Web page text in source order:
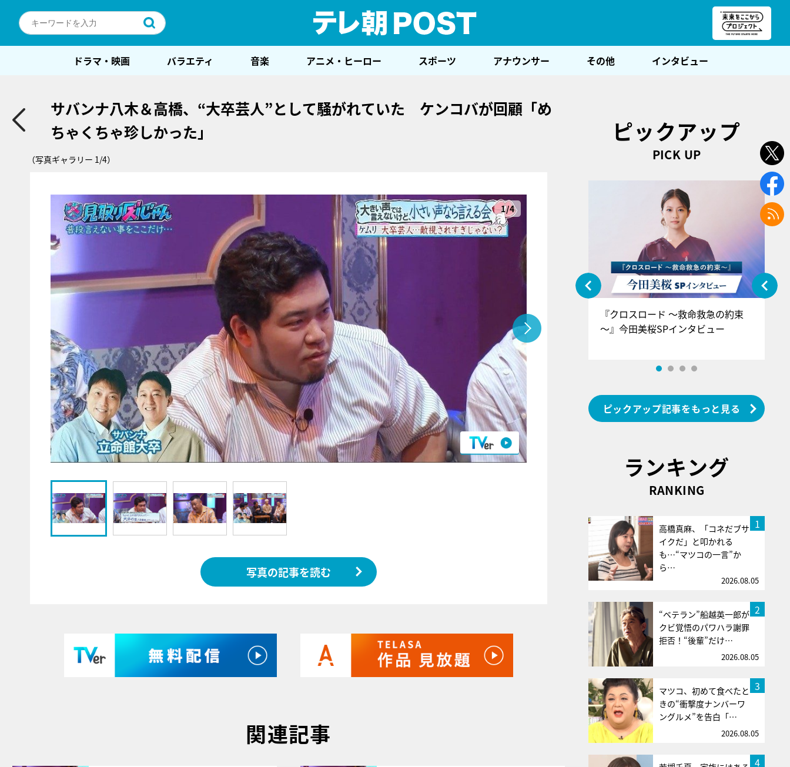
ドラマ・映画 バラエティ 音楽 アニメ・ヒーロー スポーツ アナウンサー その他 インタビュー
サバンナ八木＆高橋、“大卒芸人”として騒がれていた ケンコバが回顧「め
ちゃくちゃ珍しかった」
（写真ギャラリー 1/4）
1/4
写真の記事を読む
関連記事
ピックアップ
PICK UP
『アイ＝ラブ！げーみんぐ』＝LOV
E齋藤樹愛羅＆佐々木舞香SPインタ
『クロスロード ～救命救急の約束
～』今田美桜SPインタビュー
ピックアップ記事をもっと見る
ランキング
RANKING
1
高橋真麻、「コネだブサ
イクだ」と叩かれる
も…“マツコの一言”か
ら…
2026.08.05
2
“ベテラン”船越英一郎が
クビ覚悟のパワハラ謝罪
拒否！“後輩”だけ…
2026.08.05
3
マツコ、初めて食べたと
きの“衝撃度ナンバーワ
ングルメ”を告白「…
2026.08.05
4